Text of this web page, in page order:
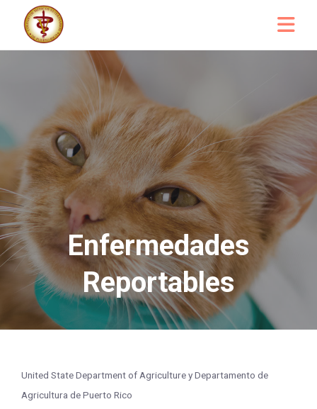
Enfermedades
Reportables
United State Department of Agriculture y Departamento de
Agricultura de Puerto Rico